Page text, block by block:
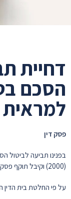
דחיית
הסכם
למראית
פסק דין
בפנינו תביעה לביטול
(2000) וקיבל תוקף פסק דין בבית הדין בירושלים.
על פי החלטת בית הדין